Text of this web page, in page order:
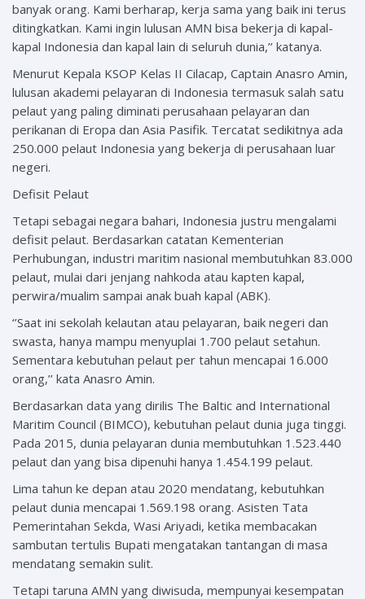
banyak orang. Kami berharap, kerja sama yang baik ini terus
ditingkatkan. Kami ingin lulusan AMN bisa bekerja di kapal-
kapal Indonesia dan kapal lain di seluruh dunia,’’ katanya.
Menurut Kepala KSOP Kelas II Cilacap, Captain Anasro Amin,
lulusan akademi pelayaran di Indonesia termasuk salah satu
pelaut yang paling diminati perusahaan pelayaran dan
perikanan di Eropa dan Asia Pasifik. Tercatat sedikitnya ada
250.000 pelaut Indonesia yang bekerja di perusahaan luar
negeri.
Defisit Pelaut
Tetapi sebagai negara bahari, Indonesia justru mengalami
defisit pelaut. Berdasarkan catatan Kementerian
Perhubungan, industri maritim nasional membutuhkan 83.000
pelaut, mulai dari jenjang nahkoda atau kapten kapal,
perwira/mualim sampai anak buah kapal (ABK).
‘’Saat ini sekolah kelautan atau pelayaran, baik negeri dan
swasta, hanya mampu menyuplai 1.700 pelaut setahun.
Sementara kebutuhan pelaut per tahun mencapai 16.000
orang,’’ kata Anasro Amin.
Berdasarkan data yang dirilis The Baltic and International
Maritim Council (BIMCO), kebutuhan pelaut dunia juga tinggi.
Pada 2015, dunia pelayaran dunia membutuhkan 1.523.440
pelaut dan yang bisa dipenuhi hanya 1.454.199 pelaut.
Lima tahun ke depan atau 2020 mendatang, kebutuhkan
pelaut dunia mencapai 1.569.198 orang. Asisten Tata
Pemerintahan Sekda, Wasi Ariyadi, ketika membacakan
sambutan tertulis Bupati mengatakan tantangan di masa
mendatang semakin sulit.
Tetapi taruna AMN yang diwisuda, mempunyai kesempatan